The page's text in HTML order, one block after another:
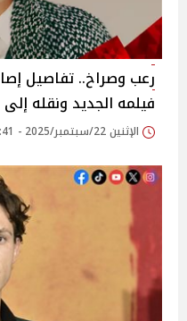
رعب وصراخ.. تفاصيل
فيلمه الجديد ونقله
الإثنين 22/سبتمبر/2025 - 01:41 م